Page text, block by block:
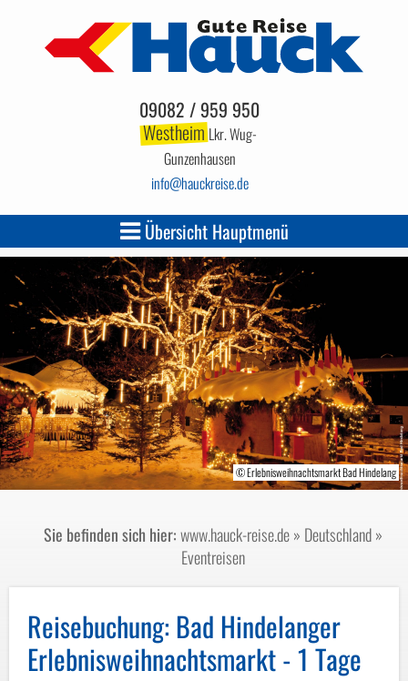
09082 / 959 950
WestheimLkr. Wug-
Gunzenhausen
info hauckreise.de
Übersicht Hauptmenü
© Fotostudio Heimhuber Sonthofen
© Fotostudio Heimhuber Sonthofen
© Erlebnisweihnachtsmarkt Bad Hindelang
Sie befinden sich hier:www.hauck-reise.de» Deutschland»
Eventreisen
Reisebuchung: Bad Hindelanger
Erlebnisweihnachtsmarkt - 1 Tage